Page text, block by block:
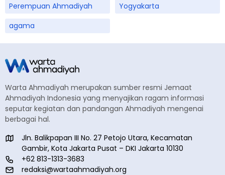
Perempuan Ahmadiyah
Yogyakarta
agama
Warta Ahmadiyah merupakan sumber resmi Jemaat
Ahmadiyah Indonesia yang menyajikan ragam informasi
seputar kegiatan dan pandangan Ahmadiyah mengenai
berbagai hal.
Jln. Balikpapan III No. 27 Petojo Utara, Kecamatan
Gambir, Kota Jakarta Pusat – DKI Jakarta 10130
+62 813-1313-3683
redaksi@wartaahmadiyah.org